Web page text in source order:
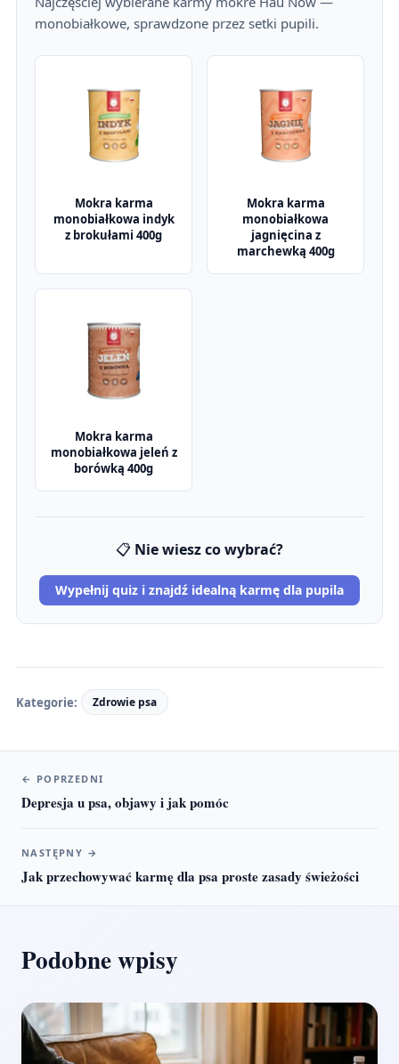
monobiałkowe, sprawdzone przez setki pupili.
Mokra karma
monobiałkowa indyk
z brokułami 400g
Mokra karma
monobiałkowa
jagnięcina z
marchewką 400g
Mokra karma
monobiałkowa jeleń z
borówką 400g
📋 Nie wiesz co wybrać?
Wypełnij quiz i znajdź idealną karmę dla pupila
Kategorie: Zdrowie psa
← POPRZEDNI
Depresja u psa, objawy i jak pomóc
NASTĘPNY →
Jak przechowywać karmę dla psa proste zasady świeżości
Podobne wpisy